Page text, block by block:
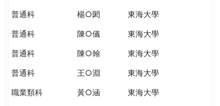
普通科
楊○閎
東海大學
普通科
陳○儀
東海大學
普通科
陳○翰
東海大學
普通科
王○淵
東海大學
職業類科
黃○涵
東海大學